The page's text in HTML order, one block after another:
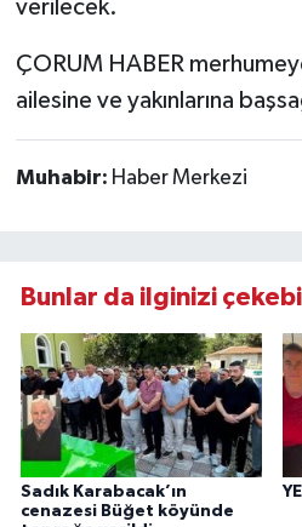
verilecek.
ÇORUM HABER
ailesine ve yakınlarına
Muhabir: Haber Merkezi
Bunlar da ilginizi
Sadık Karabacak’ın
cenazesi Büğet köyünde